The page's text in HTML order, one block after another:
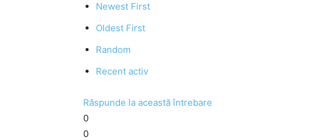
Newest First
Oldest First
Random
Recent activ
Răspunde la această întrebare
0
0